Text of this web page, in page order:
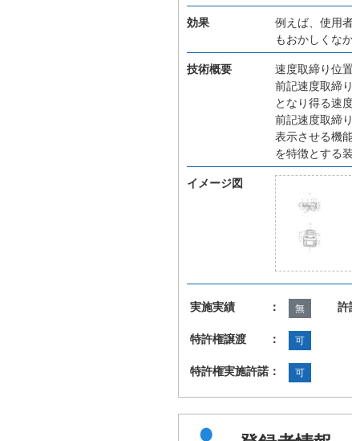
効果
例えば、使用
もおかしくな
技術概要
速度取締り位
前記速度取締
となり得る速
前記速度取締
表示させる機
を特徴とする装
イメージ図
実施実績 ： 無 許
特許権譲渡 ： 可
特許権実施許諾： 可